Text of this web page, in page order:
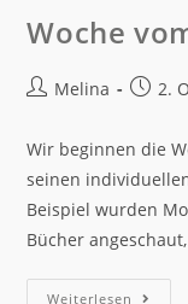
Woche
Melina 2.
Wir beginnen die
seinen
Beispiel wurden
Bücher
Weiterlesen